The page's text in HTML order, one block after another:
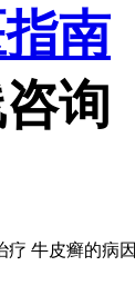
南
询
疗 牛皮癣的病因